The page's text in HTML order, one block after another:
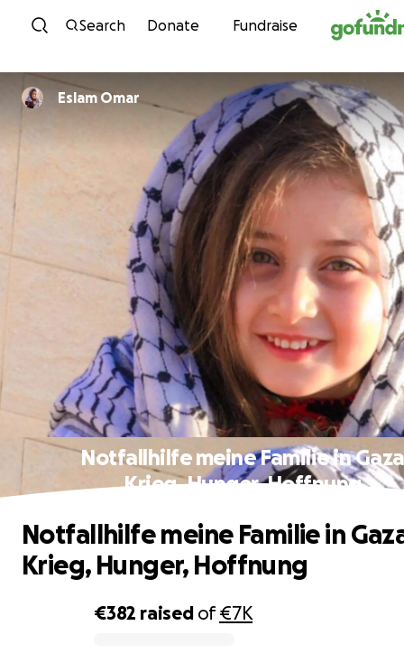
Skip to content
Search Donate Fundraise
Eslam Omar
Notfallhilfe meine Familie in Gaza
Krieg, Hunger, Hoffnung
€382 raised of€7K
Notfallhilfe meine Familie in
Krieg, Hunger, Hoffnung